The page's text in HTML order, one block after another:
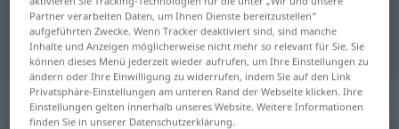
"Stauung" Italienisch Übersetzung
„Stauung“: Femininum
Partner verarbeiten Daten, um Ihnen Dienste bereitzustellen“
aufgeführten Zwecke. Wenn Tracker deaktiviert sind, sind manche
Inhalte und Anzeigen möglicherweise nicht mehr so relevant für Sie. Sie
können dieses Menü jederzeit wieder aufrufen, um Ihre Einstellungen zu
ändern oder Ihre Einwilligung zu widerrufen, indem Sie auf den Link
Privatsphäre-Einstellungen am unteren Rand der Webseite klicken. Ihre
Einstellungen gelten innerhalb unseres Website. Weitere Informationen
finden Sie in unserer Datenschutzerklärung.